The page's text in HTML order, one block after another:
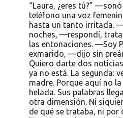
“Laura, ¿eres tú?”
teléfono una voz
hasta un tanto irritada.
noches, —respondí,
las entonaciones. —Soy
exmarido, —dijo sin
Quiero darte dos
ya no está. La segunda:
madre. Porque aquí no
helada. Sus palabras
otra dimensión. Ni
de qué se trataba, ni por